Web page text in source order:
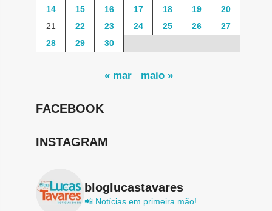
14
15 16 17 18 19
20
21
22 23 24 25 26
27
28
29 30
« mar maio »
FACEBOOK
INSTAGRAM
bloglucastavares
📲 Notícias em primeira mão!